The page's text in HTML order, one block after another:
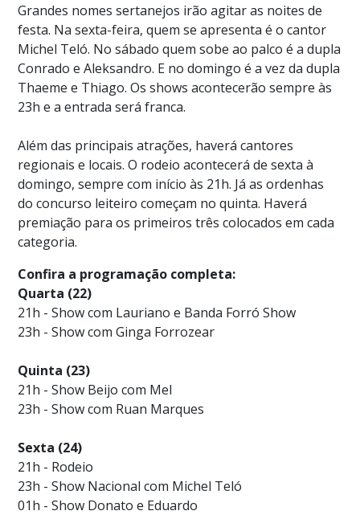
Grandes nomes sertanejos irão agitar as noites de
festa. Na sexta-feira, quem se apresenta é o cantor
Michel Teló. No sábado quem sobe ao palco é a dupla
Conrado e Aleksandro. E no domingo é a vez da dupla
Thaeme e Thiago. Os shows acontecerão sempre às
23h e a entrada será franca.
Além das principais atrações, haverá cantores
regionais e locais. O rodeio acontecerá de sexta à
domingo, sempre com início às 21h. Já as ordenhas
do concurso leiteiro começam no quinta. Haverá
premiação para os primeiros três colocados em cada
categoria.
Confira a programação completa:
Quarta (22)
21h - Show com Lauriano e Banda Forró Show
23h - Show com Ginga Forrozear
Quinta (23)
21h - Show Beijo com Mel
23h - Show com Ruan Marques
Sexta (24)
21h - Rodeio
23h - Show Nacional com Michel Teló
01h - Show Donato e Eduardo